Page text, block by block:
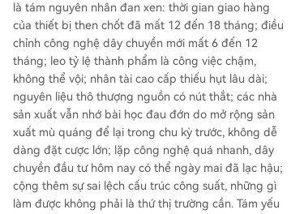
là tám nguyên nhân đan xen: thời gian giao hàng
của thiết bị then chốt đã mất 12 đến 18 tháng; điều
chỉnh công nghệ dây chuyền mới mất 6 đến 12
tháng; leo tỷ lệ thành phẩm là công việc chậm,
không thể vội; nhân tài cao cấp thiếu hụt lâu dài;
nguyên liệu thô thượng nguồn có nút thắt; các nhà
sản xuất vẫn nhớ bài học đau đớn do mở rộng sản
xuất mù quáng để lại trong chu kỳ trước, không dễ
dàng đặt cược lớn; lặp công nghệ quá nhanh, dây
chuyền đầu tư hôm nay có thể ngày mai đã lạc hậu;
cộng thêm sự sai lệch cấu trúc công suất, những gì
làm được không phải là thứ thị trường cần. Tám yếu